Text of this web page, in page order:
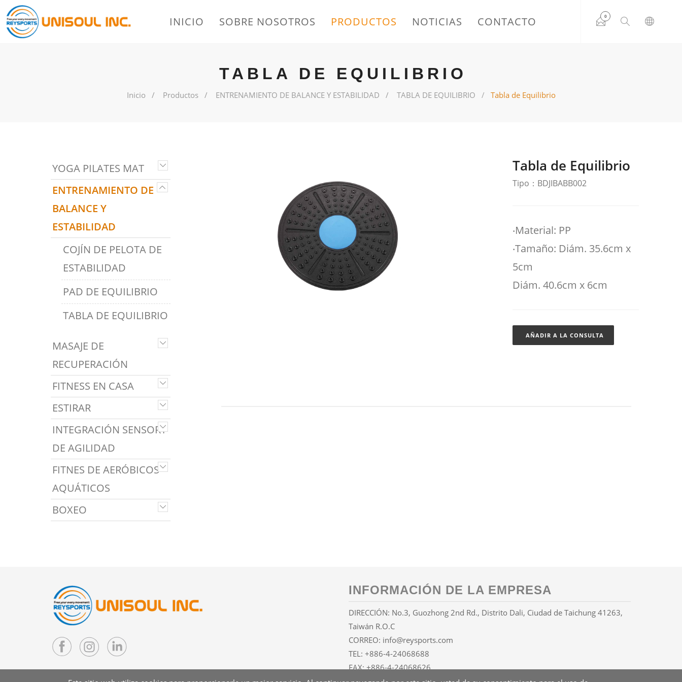
0
INICIO SOBRE NOSOTROS PRODUCTOS NOTICIAS CONTACTO
TABLA DE EQUILIBRIO
Inicio Productos ENTRENAMIENTO DE BALANCE Y ESTABILIDAD TABLA DE EQUILIBRIO Tabla de Equilibrio
YOGA PILATES MAT
ENTRENAMIENTO DE
BALANCE Y
ESTABILIDAD
COJÍN DE PELOTA DE
ESTABILIDAD
PAD DE EQUILIBRIO
TABLA DE EQUILIBRIO
MASAJE DE
RECUPERACIÓN
FITNESS EN CASA
ESTIRAR
INTEGRACIÓN SENSORY
DE AGILIDAD
FITNES DE AERÓBICOS
AQUÁTICOS
BOXEO
Tabla de Equilibrio
Tipo：BDJIBABB002
‧Material: PP
‧Tamaño: Diám. 35.6cm x
5cm
Diám. 40.6cm x 6cm
AÑADIR A LA CONSULTA
INFORMACIÓN DE LA EMPRESA
DIRECCIÓN: No.3, Guozhong 2nd Rd., Distrito Dali, Ciudad de Taichung 41263,
Taiwán R.O.C
CORREO: info@reysports.com
TEL: +886-4-24068688
FAX: +886-4-24068626